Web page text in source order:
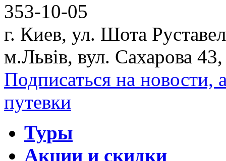
353-10-05
г. Киев, ул. Шота
м.Львів, вул. Сахарова
Подписаться на новости,
путевки
Туры
Акции и скидки